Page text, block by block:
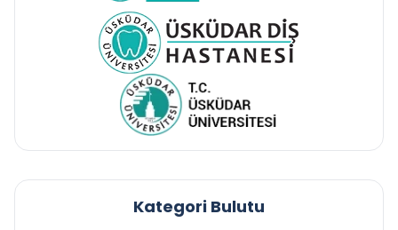
Kategori Bulutu